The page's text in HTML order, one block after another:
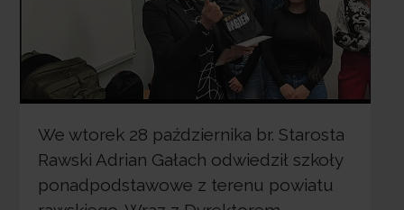
We wtorek 28 października br. Starosta
Rawski Adrian Gałach odwiedził szkoły
ponadpodstawowe z terenu powiatu